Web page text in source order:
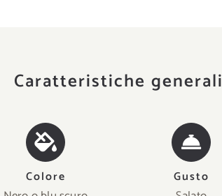
Caratteristiche generali
Colore Gusto